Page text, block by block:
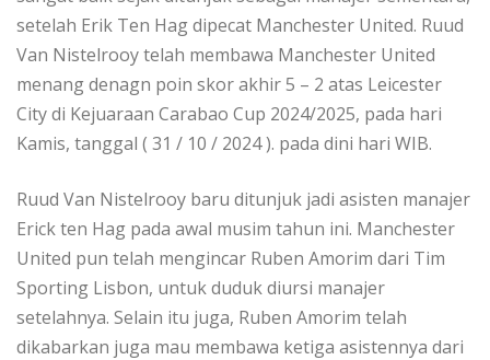
setelah Erik Ten Hag dipecat Manchester United. Ruud
Van Nistelrooy telah membawa Manchester United
menang denagn poin skor akhir 5 – 2 atas Leicester
City di Kejuaraan Carabao Cup 2024/2025, pada hari
Kamis, tanggal ( 31 / 10 / 2024 ). pada dini hari WIB.
Ruud Van Nistelrooy baru ditunjuk jadi asisten manajer
Erick ten Hag pada awal musim tahun ini. Manchester
United pun telah mengincar Ruben Amorim dari Tim
Sporting Lisbon, untuk duduk diursi manajer
setelahnya. Selain itu juga, Ruben Amorim telah
dikabarkan juga mau membawa ketiga asistennya dari